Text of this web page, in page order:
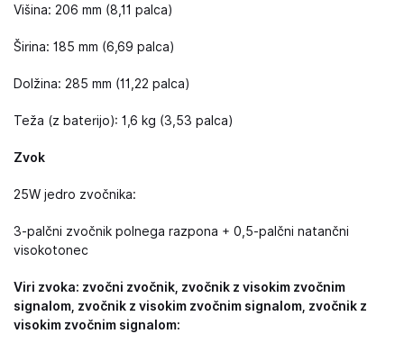
Višina: 206 mm (8,11 palca)
Širina: 185 mm (6,69 palca)
Dolžina: 285 mm (11,22 palca)
Teža (z baterijo): 1,6 kg (3,53 palca)
Zvok
25W jedro zvočnika:
3-palčni zvočnik polnega razpona + 0,5-palčni natančni
visokotonec
Viri zvoka: zvočni zvočnik, zvočnik z visokim zvočnim
signalom, zvočnik z visokim zvočnim signalom, zvočnik z
visokim zvočnim signalom: